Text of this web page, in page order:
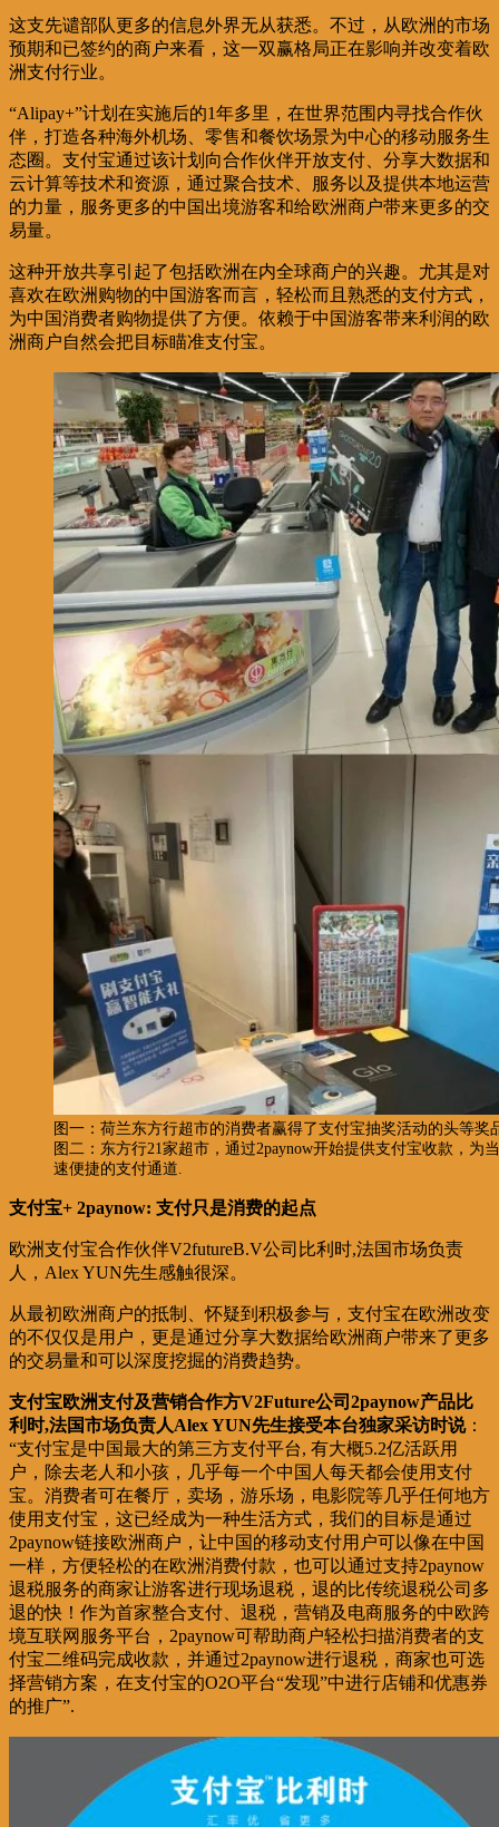
这支先谴部队更多的信息外界无从获悉。不过，从欧洲的市场
预期和已签约的商户来看，这一双赢格局正在影响并改变着欧
洲支付行业。
“Alipay+”计划在实施后的1年多里，在世界范围内寻找合作伙
伴，打造各种海外机场、零售和餐饮场景为中心的移动服务生
态圈。支付宝通过该计划向合作伙伴开放支付、分享大数据和
云计算等技术和资源，通过聚合技术、服务以及提供本地运营
的力量，服务更多的中国出境游客和给欧洲商户带来更多的交
易量。
这种开放共享引起了包括欧洲在内全球商户的兴趣。尤其是对
喜欢在欧洲购物的中国游客而言，轻松而且熟悉的支付方式，
为中国消费者购物提供了方便。依赖于中国游客带来利润的欧
洲商户自然会把目标瞄准支付宝。
图一：荷兰东方行超市的消费者赢得了支付宝抽奖活动的头等奖
图二：东方行21家超市，通过2paynow开始提供支付宝收款，为
速便捷的支付通道.
支付宝+ 2paynow: 支付只是消费的起点
欧洲支付宝合作伙伴V2futureB.V公司比利时,法国市场负责
人，Alex YUN先生感触很深。
从最初欧洲商户的抵制、怀疑到积极参与，支付宝在欧洲改变
的不仅仅是用户，更是通过分享大数据给欧洲商户带来了更多
的交易量和可以深度挖掘的消费趋势。
支付宝欧洲支付及营销合作方V2Future公司2paynow产品比
利时,法国市场负责人Alex YUN先生接受本台独家采访时说：
“支付宝是中国最大的第三方支付平台, 有大概5.2亿活跃用
户，除去老人和小孩，几乎每一个中国人每天都会使用支付
宝。消费者可在餐厅，卖场，游乐场，电影院等几乎任何地方
使用支付宝，这已经成为一种生活方式，我们的目标是通过
2paynow链接欧洲商户，让中国的移动支付用户可以像在中国
一样，方便轻松的在欧洲消费付款，也可以通过支持2paynow
退税服务的商家让游客进行现场退税，退的比传统退税公司多
退的快！作为首家整合支付、退税，营销及电商服务的中欧跨
境互联网服务平台，2paynow可帮助商户轻松扫描消费者的支
付宝二维码完成收款，并通过2paynow进行退税，商家也可选
择营销方案，在支付宝的O2O平台“发现”中进行店铺和优惠券
的推广”.